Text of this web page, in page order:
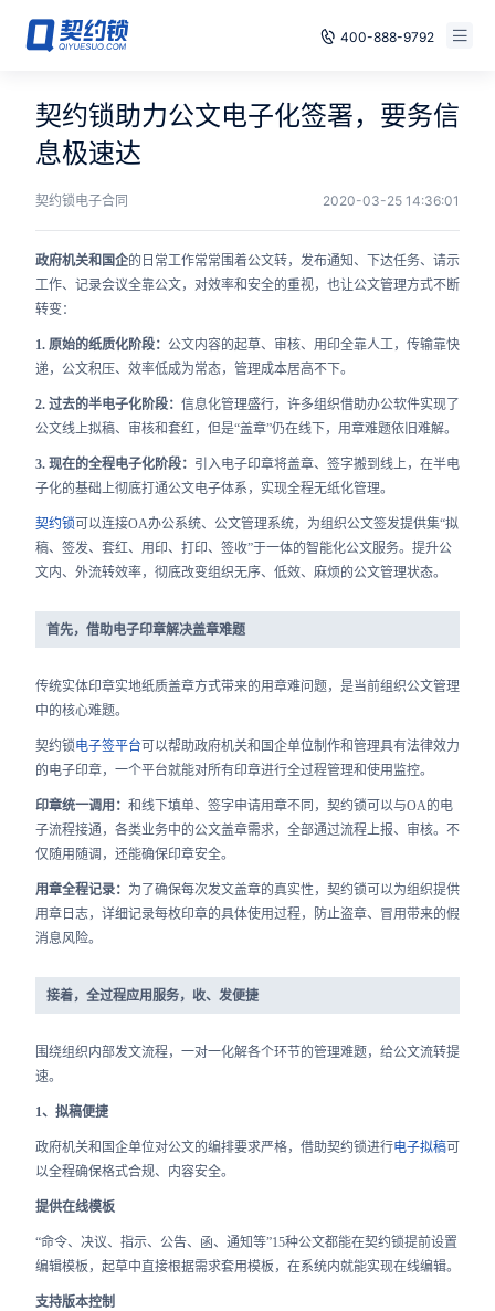
400-888-9792
电子签章
印章管控
数字存档
安全合规
方案
案例
全国
我们
免费试用
契约锁助力公文电子化签署，要务信
息极速达
契约锁电子合同 2020-03-25 14:36:01
政府机关和国企的日常工作常常围着公文转，发布通知、下达任务、请示
工作、记录会议全靠公文，对效率和安全的重视，也让公文管理方式不断
转变：
1. 原始的纸质化阶段： 公文内容的起草、审核、用印全靠人工，传输靠快
递，公文积压、效率低成为常态，管理成本居高不下。
2. 过去的半电子化阶段： 信息化管理盛行，许多组织借助办公软件实现了
公文线上拟稿、审核和套红，但是“盖章”仍在线下，用章难题依旧难解。
3. 现在的全程电子化阶段： 引入电子印章将盖章、签字搬到线上，在半电
子化的基础上彻底打通公文电子体系，实现全程无纸化管理。
契约锁 可以连接OA办公系统、公文管理系统，为组织公文签发提供集“拟
稿、签发、套红、用印、打印、签收”于一体的智能化公文服务。提升公
文内、外流转效率，彻底改变组织无序、低效、麻烦的公文管理状态。
首先，借助电子印章解决盖章难题
传统实体印章实地纸质盖章方式带来的用章难问题，是当前组织公文管理
中的核心难题。
契约锁电子签平台 可以帮助政府机关和国企单位制作和管理具有法律效力
的电子印章，一个平台就能对所有印章进行全过程管理和使用监控。
印章统一调用： 和线下填单、签字申请用章不同，契约锁可以与OA的电
子流程接通，各类业务中的公文盖章需求，全部通过流程上报、审核。不
仅随用随调，还能确保印章安全。
用章全程记录： 为了确保每次发文盖章的真实性，契约锁可以为组织提供
用章日志，详细记录每枚印章的具体使用过程，防止盗章、冒用带来的假
消息风险。
接着，全过程应用服务，收、发便捷
围绕组织内部发文流程，一对一化解各个环节的管理难题，给公文流转提
速。
1、拟稿便捷
政府机关和国企单位对公文的编排要求严格，借助契约锁进行电子拟稿可
以全程确保格式合规、内容安全。
提供在线模板
“命令、决议、指示、公告、函、通知等”15种公文都能在契约锁提前设置
编辑模板，起草中直接根据需求套用模板，在系统内就能实现在线编辑。
支持版本控制